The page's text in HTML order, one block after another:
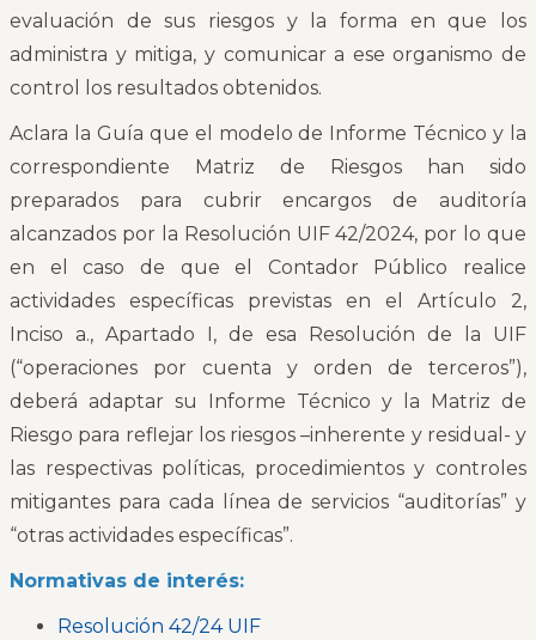
evaluación de sus riesgos y la forma en que los
administra y mitiga, y comunicar a ese organismo de
control los resultados obtenidos.
Aclara la Guía que el modelo de Informe Técnico y la
correspondiente Matriz de Riesgos han sido
preparados para cubrir encargos de auditoría
alcanzados por la Resolución UIF 42/2024, por lo que
en el caso de que el Contador Público realice
actividades específicas previstas en el Artículo 2,
Inciso a., Apartado I, de esa Resolución de la UIF
(“operaciones por cuenta y orden de terceros”),
deberá adaptar su Informe Técnico y la Matriz de
Riesgo para reflejar los riesgos –inherente y residual- y
las respectivas políticas, procedimientos y controles
mitigantes para cada línea de servicios “auditorías” y
“otras actividades específicas”.
Normativas de interés:
Resolución 42/24 UIF